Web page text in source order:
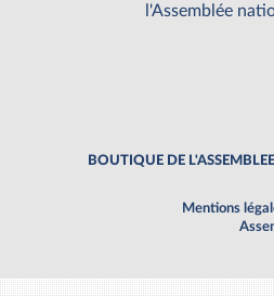
l'Assemblée
BOUTIQUE DE L'ASSEMBLEE
Mentions